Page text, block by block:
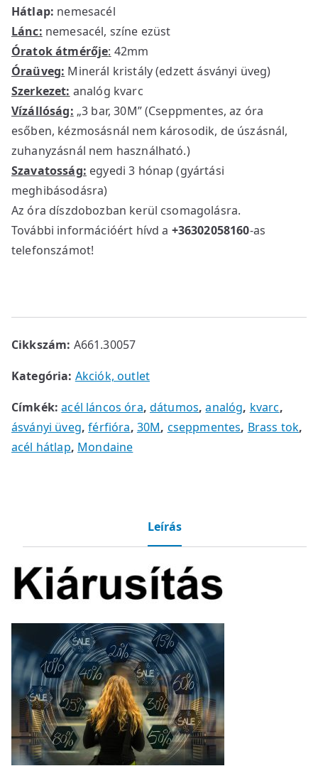
l
p
r
i
c
e
w
a
s
:
2
9
9
0
p
r
i
c
e
i
s
:
1
5
9
0
0
F
Hátlap: nemesacél
Lánc: nemesacél, színe ezüst
Óratok átmérője: 42mm
Óraüveg: Minerál kristály (edzett ásványi üveg)
Szerkezet: analóg kvarc
Vízállóság: „3 bar, 30M” (Cseppmentes, az óra
esőben, kézmosásnál nem károsodik, de úszásnál,
zuhanyzásnál nem használható.)
Szavatosság: egyedi 3 hónap (gyártási
meghibásodásra)
Az óra díszdobozban kerül csomagolásra.
További információért hívd a +36302058160-as
telefonszámot!
Cikkszám: A661.30057
Kategória: Akciók, outlet
Címkék:acél láncos óra,dátumos,analóg, kvarc,
ásványi üveg,férfióra, 30M, cseppmentes, Brass tok,
acél hátlap, Mondaine
Leírás